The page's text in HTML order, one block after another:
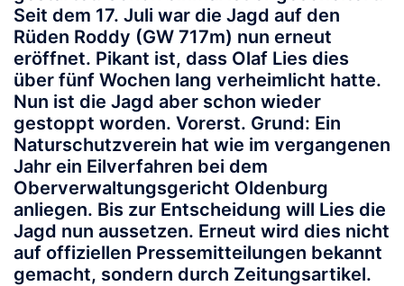
Seit dem 17. Juli war die Jagd auf den
Rüden Roddy (GW 717m) nun erneut
eröffnet. Pikant ist, dass Olaf Lies dies
über fünf Wochen lang verheimlicht hatte.
Nun ist die Jagd aber schon wieder
gestoppt worden. Vorerst. Grund: Ein
Naturschutzverein hat wie im vergangenen
Jahr ein Eilverfahren bei dem
Oberverwaltungsgericht Oldenburg
anliegen. Bis zur Entscheidung will Lies die
Jagd nun aussetzen. Erneut wird dies nicht
auf offiziellen Pressemitteilungen bekannt
gemacht, sondern durch Zeitungsartikel.